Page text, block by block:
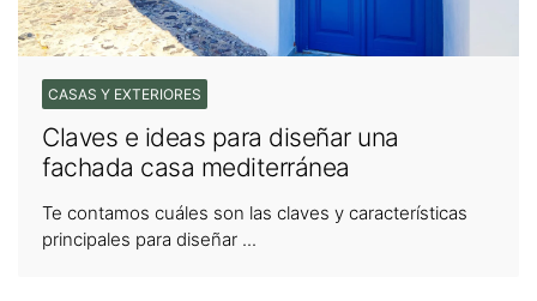
CASAS Y EXTERIORES
Claves e ideas para diseñar una
fachada casa mediterránea
Te contamos cuáles son las claves y características
principales para diseñar ...